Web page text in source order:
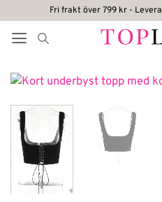
content
Fri frakt över 799 kr -